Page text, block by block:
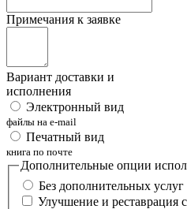
Примечания к заявке
Вариант доставки и
исполнения
Электронный вид
файлы на e-mail
Печатный вид
книга по почте
Дополнительные опции
Без дополнительных услуг
Улучшение и реставрация